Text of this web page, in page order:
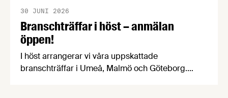
Branschträffar i höst – anmälan
öppen!
30 JUNI 2026
I höst arrangerar vi våra uppskattade
branschträffar i Umeå, Malmö och Göteborg.